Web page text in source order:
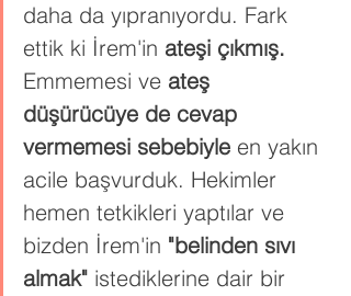
daha da yıpranıyordu. Fark
ettik ki İrem'in ateşi çıkmış.
Emmemesi ve ateş
düşürücüye de cevap
vermemesi sebebiyle en yakın
acile başvurduk. Hekimler
hemen tetkikleri yaptılar ve
bizden İrem'in "belinden sıvı
almak" istediklerine dair bir